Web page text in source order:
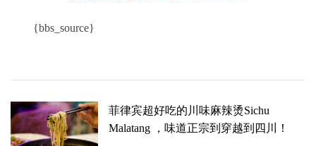
{bbs_source}
菲律宾超好吃的川味麻辣烫Sichu
Malatang ，味道正宗到穿越到四川！